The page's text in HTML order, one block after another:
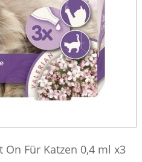
On Für Katzen 0,4 ml x3